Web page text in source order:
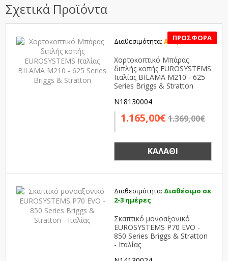
Σχετικά Προϊόντα
Διαθεσιμότητα: Αναμένεται
Χορτοκοπτικό Μπάρας
διπλής κοπής EUROSYSTEMS
Ιταλίας BILAMA M210 - 625
Series Briggs & Stratton
N18130004
1.165,00€1.369,00€
ΚΑΛΆΘΙ
Διαθεσιμότητα: Διαθέσιμο σε
2-3 ημέρες
Σκαπτικό μονοαξονικό
EUROSYSTEMS P70 EVO -
850 Series Briggs & Stratton
- Ιταλίας